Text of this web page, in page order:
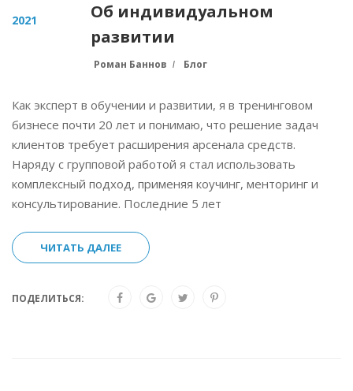
2021
Об индивидуальном
развитии
Роман Баннов Блог
Как эксперт в обучении и развитии, я в тренинговом
бизнесе почти 20 лет и понимаю, что решение задач
клиентов требует расширения арсенала средств.
Наряду с групповой работой я стал использовать
комплексный подход, применяя коучинг, менторинг и
консультирование. Последние 5 лет
ЧИТАТЬ ДАЛЕЕ
ПОДЕЛИТЬСЯ: